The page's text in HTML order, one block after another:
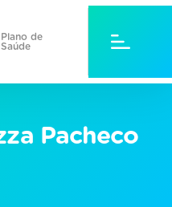
Plano de
Saúde
Pacheco